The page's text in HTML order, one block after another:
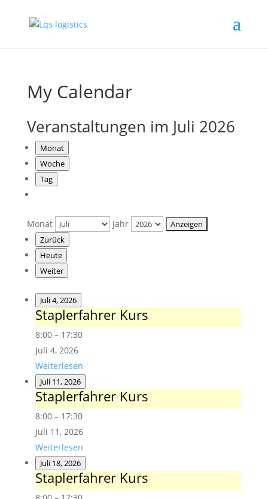
My Calendar
Veranstaltungen im Juli 2026
Monat
Woche
Tag
Monat Jahr
Zurück
Heute
Weiter
Juli 4, 2026
Staplerfahrer
Kurs
Staplerfahrer Kurs
8:00 – 17:30
Juli 4, 2026
Weiterlesen
Juli 11, 2026
Staplerfahrer
Kurs
Staplerfahrer Kurs
8:00 – 17:30
Juli 11, 2026
Weiterlesen
Juli 18, 2026
Staplerfahrer
Kurs
Staplerfahrer Kurs